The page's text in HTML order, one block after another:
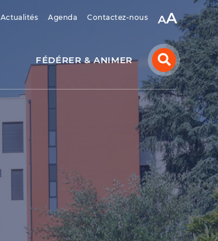
Actualités Agenda Contactez-nous A
FÉDÉRER & ANIMER